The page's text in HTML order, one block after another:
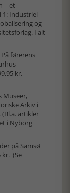
– et
1: Industriel
og
I alt
førerens
kr.
Museer,
Arkiv i
artikler
i Nyborg
på Samsø
kr. (Se